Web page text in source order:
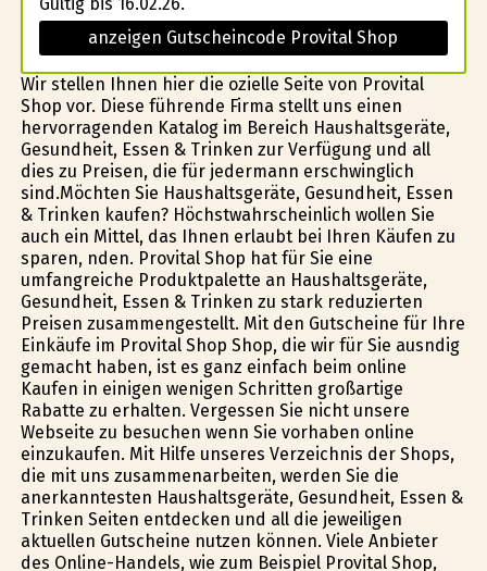
anzeigen Gutscheincode Provital Shop
Wir stellen Ihnen hier die ofizielle Seite von Provital
Shop vor. Diese führende Firma stellt uns einen
hervorragenden Katalog im Bereich Haushaltsgeräte,
Gesundheit, Essen & Trinken zur Verfügung und all
dies zu Preisen, die für jedermann erschwinglich
sind.Möchten Sie Haushaltsgeräte, Gesundheit, Essen
& Trinken kaufen? Höchstwahrscheinlich wollen Sie
auch ein Mittel, das Ihnen erlaubt bei Ihren Käufen zu
sparen, finden. Provital Shop hat für Sie eine
umfangreiche Produktpalette an Haushaltsgeräte,
Gesundheit, Essen & Trinken zu stark reduzierten
Preisen zusammengestellt. Mit den Gutscheine für Ihre
Einkäufe im Provital Shop Shop, die wir für Sie ausfindig
gemacht haben, ist es ganz einfach beim online
Kaufen in einigen wenigen Schritten großartige
Rabatte zu erhalten. Vergessen Sie nicht unsere
Webseite zu besuchen wenn Sie vorhaben online
einzukaufen. Mit Hilfe unseres Verzeichnis der Shops,
die mit uns zusammenarbeiten, werden Sie die
anerkanntesten Haushaltsgeräte, Gesundheit, Essen &
Trinken Seiten entdecken und all die jeweiligen
aktuellen Gutscheine nutzen können. Viele Anbieter
des Online-Handels, wie zum Beispiel Provital Shop,